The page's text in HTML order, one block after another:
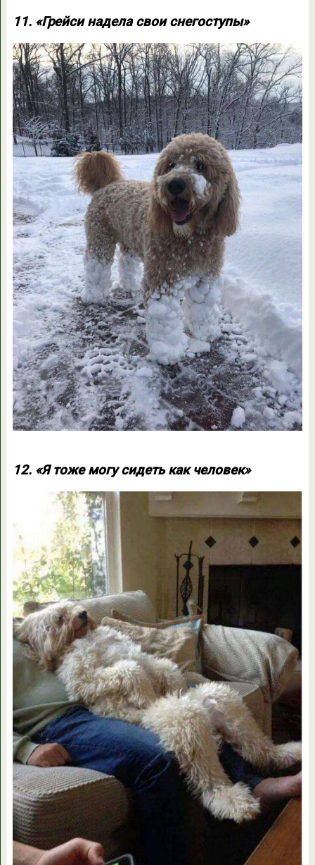
11. «Грейси надела свои снегоступы»
12. «Я тоже могу сидеть как человек»